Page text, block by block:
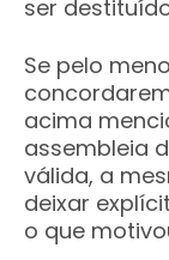
ser
Se pelo
acima
assembleia
válida, a
deixar
o que